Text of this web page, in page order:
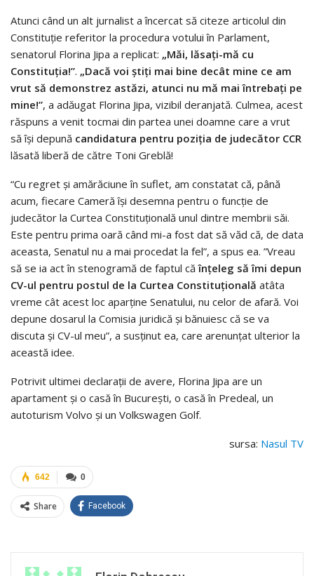
Atunci când un alt jurnalist a încercat să citeze articolul din
Constituţie referitor la procedura votului în Parlament,
senatorul Florina Jipa a replicat: „Măi, lăsaţi-mă cu
Constituţia!”. „Dacă voi ştiţi mai bine decât mine ce am
vrut să demonstrez astăzi, atunci nu mă mai întrebaţi pe
mine!”, a adăugat Florina Jipa, vizibil deranjată. Culmea, acest
răspuns a venit tocmai din partea unei doamne care a vrut
să îşi depună candidatura pentru poziţia de judecător CCR
lăsată liberă de către Toni Greblă!
“Cu regret şi amărăciune în suflet, am constatat că, până
acum, fiecare Cameră îşi desemna pentru o funcţie de
judecător la Curtea Constituţională unul dintre membrii săi.
Este pentru prima oară când mi-a fost dat să văd că, de data
aceasta, Senatul nu a mai procedat la fel”, a spus ea. ”Vreau
să se ia act în stenogramă de faptul căînţeleg să îmi depun
CV-ul pentru postul de la Curtea Constituţională atâta
vreme cât acest loc aparţine Senatului, nu celor de afară. Voi
depune dosarul la Comisia juridică şi bănuiesc că se va
discuta şi CV-ul meu”, a susţinut ea, care arenunţat ulterior la
această idee.
Potrivit ultimei declaraţii de avere, Florina Jipa are un
apartament şi o casă în Bucureşti, o casă în Predeal, un
autoturism Volvo şi un Volkswagen Golf.
sursa: Nasul TV
0
642
Share Facebook